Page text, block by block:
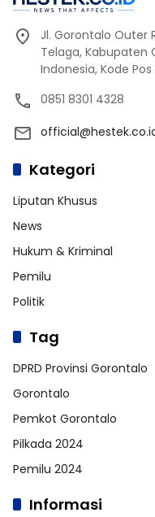
Jl. Gorontalo Outer
Telaga, Kabupaten
Indonesia, Kode Pos
0851 8301 4328
Kategori
Liputan Khusus
News
Hukum & Kriminal
Pemilu
Politik
Tag
DPRD Provinsi Gorontalo
Gorontalo
Pemkot Gorontalo
Pilkada 2024
Pemilu 2024
Informasi